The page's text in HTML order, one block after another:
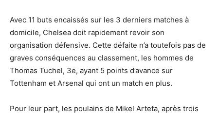
Avec 11 buts encaissés sur les 3 derniers matches à
domicile, Chelsea doit rapidement revoir son
organisation défensive. Cette défaite n’a toutefois pas de
graves conséquences au classement, les hommes de
Thomas Tuchel, 3e, ayant 5 points d’avance sur
Tottenham et Arsenal qui ont un match en plus.
Pour leur part, les poulains de Mikel Arteta, après trois